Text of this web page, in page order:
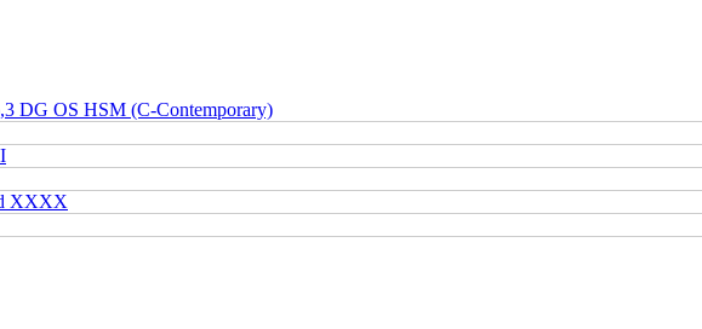
DG OS HSM (C-Contemporary)
XXXX